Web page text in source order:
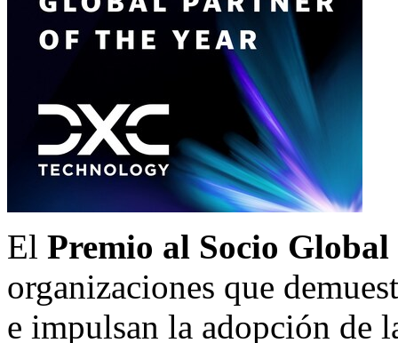
El Premio al Socio
organizaciones que
e impulsan la adopción de